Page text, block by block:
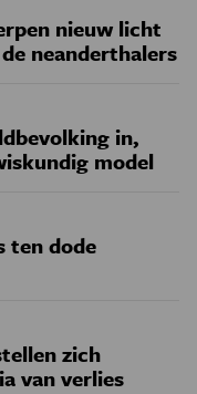
nieuw licht
neanderthalers
in,
model
ten dode
zich
van verlies